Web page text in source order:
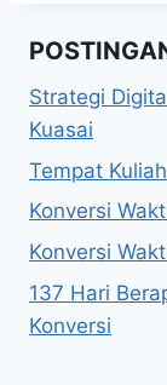
Strategi
Kuasai
Tempat
Konversi
Konversi
137 Hari
Konversi